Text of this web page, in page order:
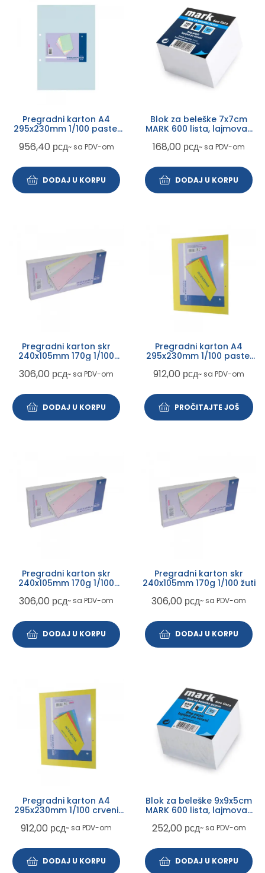
Pregradni karton A4
295x230mm 1/100 pastel
956,40 рсд~ sa PDV-om
DODAJ U KORPU
Blok za beleške 7x7cm
MARK 600 lista, lajmovan
168,00 рсд~ sa PDV-om
DODAJ U KORPU
Pregradni karton skr
240x105mm 170g 1/100
306,00 рсд~ sa PDV-om
DODAJ U KORPU
Pregradni karton A4
295x230mm 1/100 pastel
912,00 рсд~ sa PDV-om
PROČITAJTE JOŠ
Pregradni karton skr
240x105mm 170g 1/100
306,00 рсд~ sa PDV-om
DODAJ U KORPU
Pregradni karton skr
240x105mm 170g 1/100 žuti
306,00 рсд~ sa PDV-om
DODAJ U KORPU
Pregradni karton A4
295x230mm 1/100 crveni
912,00 рсд~ sa PDV-om
DODAJ U KORPU
Blok za beleške 9x9x5cm
MARK 600 lista, lajmovan
252,00 рсд~ sa PDV-om
DODAJ U KORPU